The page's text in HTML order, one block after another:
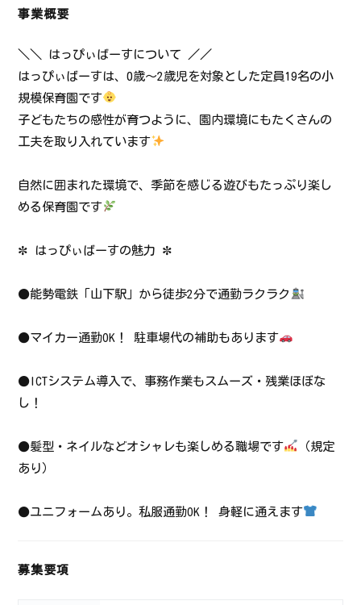
事業概要
＼＼ はっぴぃばーすについて ／／
はっぴぃばーすは、0歳〜2歳児を対象とした定員19名の小
規模保育園です
子どもたちの感性が育つように、園内環境にもたくさんの
工夫を取り入れています
自然に囲まれた環境で、季節を感じる遊びもたっぷり楽し
める保育園です
✼ はっぴぃばーすの魅力 ✼
●能勢電鉄「山下駅」から徒歩2分で通勤ラクラク
●マイカー通勤OK！ 駐車場代の補助もあります
●ICTシステム導入で、事務作業もスムーズ・残業ほぼな
し！
●髪型・ネイルなどオシャレも楽しめる職場です
（規定
あり）
●ユニフォームあり。私服通勤OK！ 身軽に通えます
募集要項